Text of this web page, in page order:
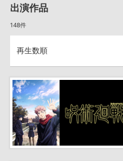
出演作品
148件